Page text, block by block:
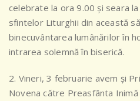
celebrate la ora 9.00 și seara
sfintelor Liturghii din această
binecuvântarea lumânărilor în
intrarea solemnă în biserică.
2. Vineri, 3 februarie avem și
Novena către Preasfânta